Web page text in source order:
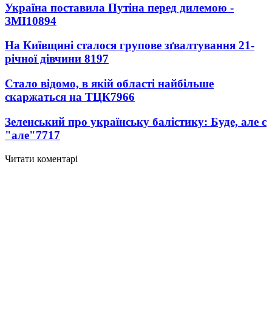
Україна поставила Путіна перед дилемою -
ЗМІ10894
На Київщині сталося групове зґвалтування 21-
річної дівчини 8197
Стало відомо, в якій області найбільше
скаржаться на ТЦК7966
Зеленський про українську балістику: Буде, але є
"але"7717
Читати коментарі